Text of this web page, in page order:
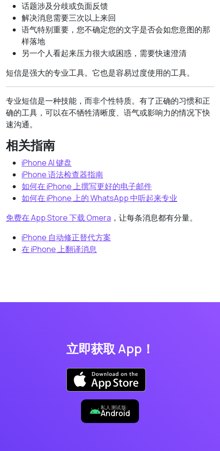
话题涉及分歧或负面反馈
解决消息需要三次以上来回
语气特别重要，您不确定您的文字是否会如您意图的那
样落地
另一个人看起来压力很大或困惑，需要快速澄清
短信是强大的专业工具。它也是容易过度使用的工具。
专业短信是一种技能，而非个性特质。有了正确的习惯和正
确的工具，可以在不牺牲清晰度、语气或影响力的情况下快
速沟通。
相关指南
iPhone AI 键盘
iPhone 语法检查器指南
如何在 iPhone 上撰写更好的电子邮件
如何在 iPhone 上的 WhatsApp 中听起来专业
免费在 App Store 下载 Omera ，让每条消息都有分量。
iPhone 自动修正替代方案
在 iPhone 上翻译消息
立即获取 App！
私人测试版:
Android